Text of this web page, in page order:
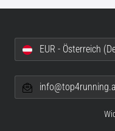
EUR - Österreich